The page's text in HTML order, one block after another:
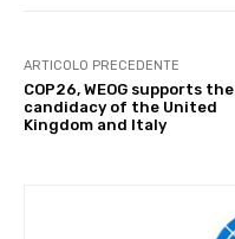
ARTICOLO PRECEDENTE
COP26, WEOG supports the
candidacy of the United
Kingdom and Italy